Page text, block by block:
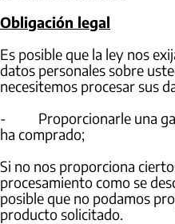
Obligación legal
Es posible que la ley nos
datos personales sobre
necesitemos procesar sus
- Proporcionarle una
ha comprado;
Si no nos proporciona
procesamiento como se
posible que no podamos
producto solicitado.